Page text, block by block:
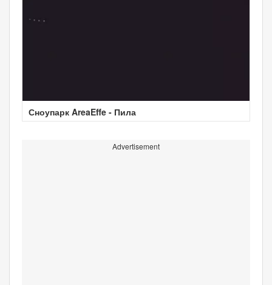
Сноупарк AreaEffe - Пила
Advertisement